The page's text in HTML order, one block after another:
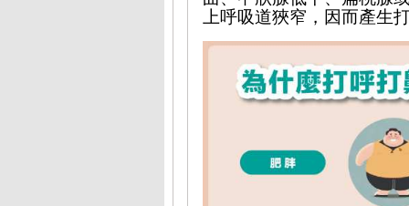
上呼吸道狹窄，因而產生